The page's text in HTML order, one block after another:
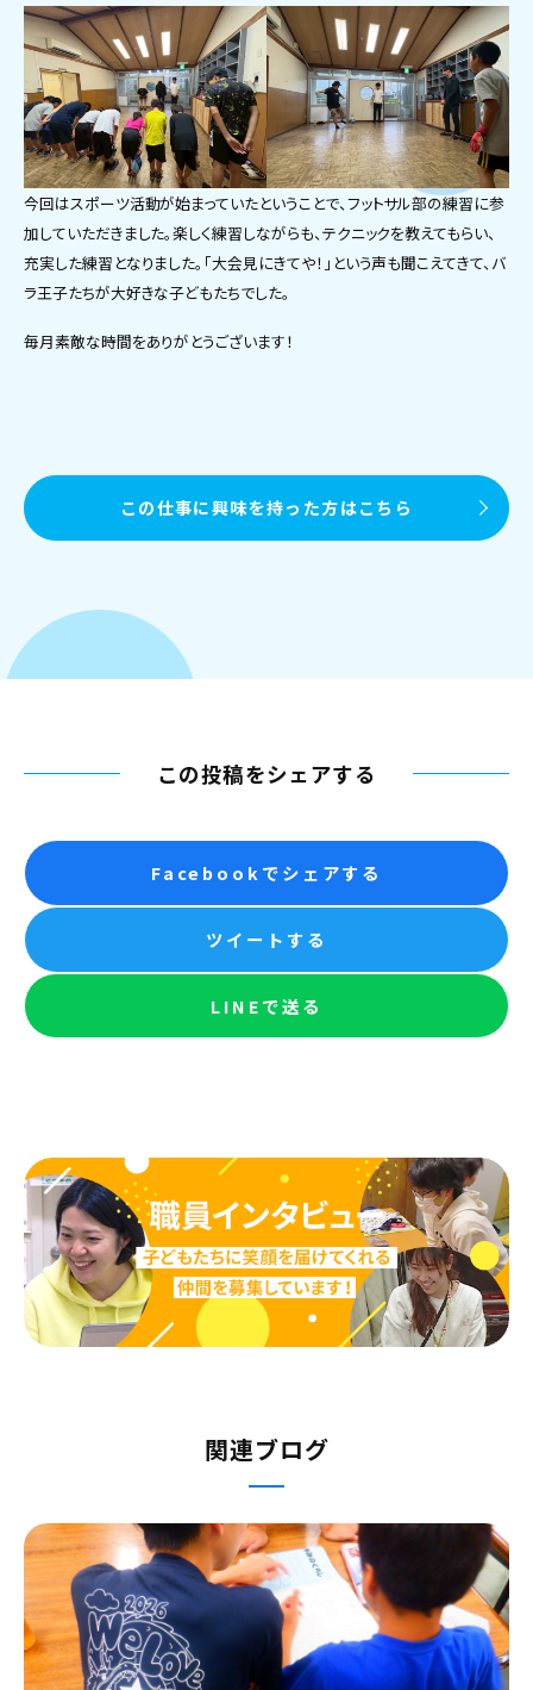
今回はスポーツ活動が始まっていたということで、フットサル部の練習に参
加していただきました。楽しく練習しながらも、テクニックを教えてもらい、
充実した練習となりました。「大会見にきてや！」という声も聞こえてきて、バ
ラ王子たちが大好きな子どもたちでした。
毎月素敵な時間をありがとうございます！
この仕事に興味を持った方はこちら
この投稿をシェアする
Facebookでシェアする
ツイートする
LINEで送る
関連ブログ